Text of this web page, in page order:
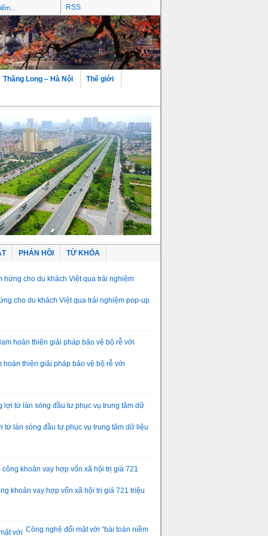
RSS
Thăng Long – Hà Nội Thế giới
PHẢN HỒI TỪ KHÓA
cho du khách Việt qua trải nghiệm pop-up
hoàn thiện giải pháp bảo vệ bộ rễ với
từ làn sóng đầu tư phục vụ trung tâm dữ liệu
khoản vay hợp vốn xã hội trị giá 721 triệu
Công nghệ đối mặt với “bài toán niềm